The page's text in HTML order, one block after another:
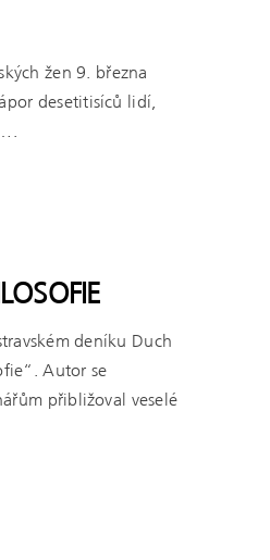
žen 9. března
desetitisíců lidí,
deníku Duch
Autor se
přibližoval veselé